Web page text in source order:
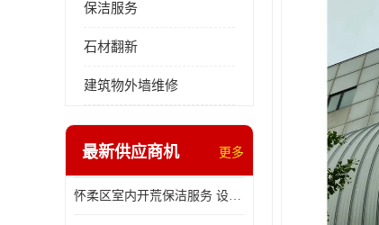
保洁服务
石材翻新
建筑物外墙维修
最新供应商机 更多
怀柔区室内开荒保洁服务 设备多样 减轻日后打理工作